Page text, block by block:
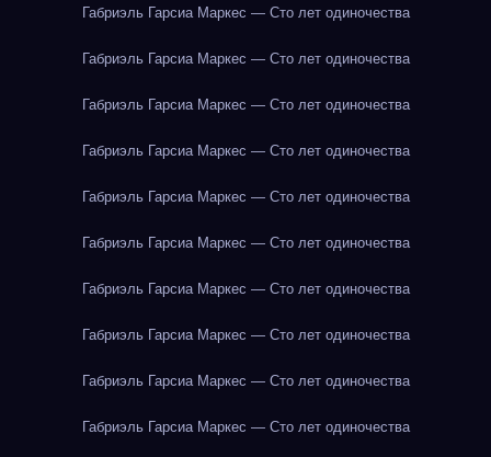
Габриэль Гарсиа Маркес — Сто лет одиночества
Габриэль Гарсиа Маркес — Сто лет одиночества
Габриэль Гарсиа Маркес — Сто лет одиночества
Габриэль Гарсиа Маркес — Сто лет одиночества
Габриэль Гарсиа Маркес — Сто лет одиночества
Габриэль Гарсиа Маркес — Сто лет одиночества
Габриэль Гарсиа Маркес — Сто лет одиночества
Габриэль Гарсиа Маркес — Сто лет одиночества
Габриэль Гарсиа Маркес — Сто лет одиночества
Габриэль Гарсиа Маркес — Сто лет одиночества